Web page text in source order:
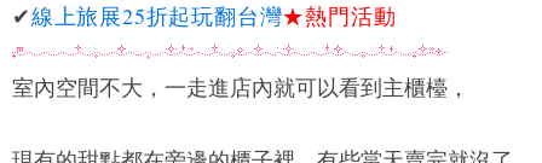
✔線上旅展25折起玩翻台灣★熱門活動
室內空間不大，一走進店內就可以看到主櫃檯，